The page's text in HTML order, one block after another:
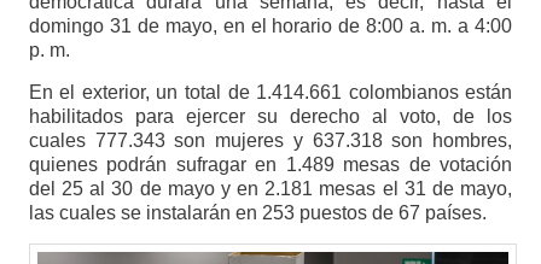
domingo 31 de mayo, en el horario de 8:00 a. m. a 4:00
p. m.
En el exterior, un total de 1.414.661 colombianos están
habilitados para ejercer su derecho al voto, de los
cuales 777.343 son mujeres y 637.318 son hombres,
quienes podrán sufragar en 1.489 mesas de votación
del 25 al 30 de mayo y en 2.181 mesas el 31 de mayo,
las cuales se instalarán en 253 puestos de 67 países.